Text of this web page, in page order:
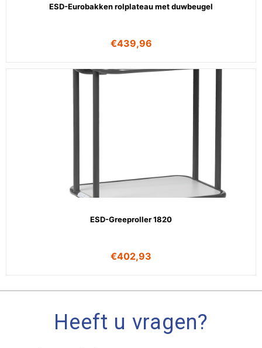
ESD-Eurobakken rolplateau met duwbeugel
€439,96
ESD-Greeproller 1820
€402,93
Heeft u vragen?